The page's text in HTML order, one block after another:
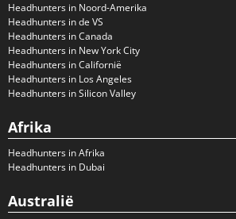
Headhunters in Noord-Amerika
Headhunters in de VS
Headhunters in Canada
Headhunters in New York City
Headhunters in Californië
Headhunters in Los Angeles
Headhunters in Silicon Valley
Afrika
Headhunters in Afrika
Headhunters in Dubai
Australië